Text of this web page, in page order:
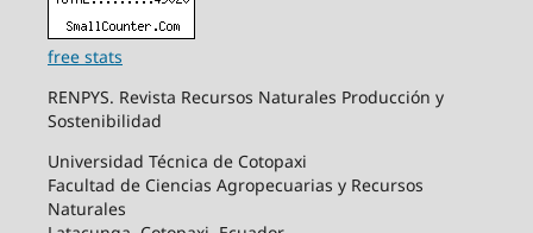
free stats
RENPYS. Revista Recursos Naturales Producción y
Sostenibilidad
Universidad Técnica de Cotopaxi
Facultad de Ciencias Agropecuarias y Recursos
Naturales